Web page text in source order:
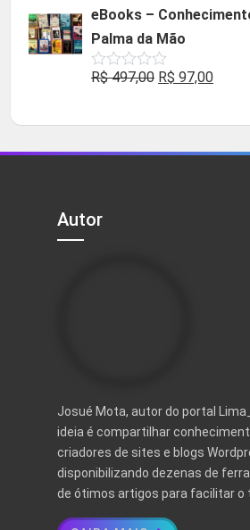
R$ 49,90.R$
eBooks –
Palma da Mão
Avaliação
5
R$497,00 O
original
era:
R$ 97,00O
atual
é:
Autor
Josué Mota, autor do portal
ideia é compartilhar
criadores de sites e blogs
disponibilizando dezenas de
de ótimos artigos para facilitar o